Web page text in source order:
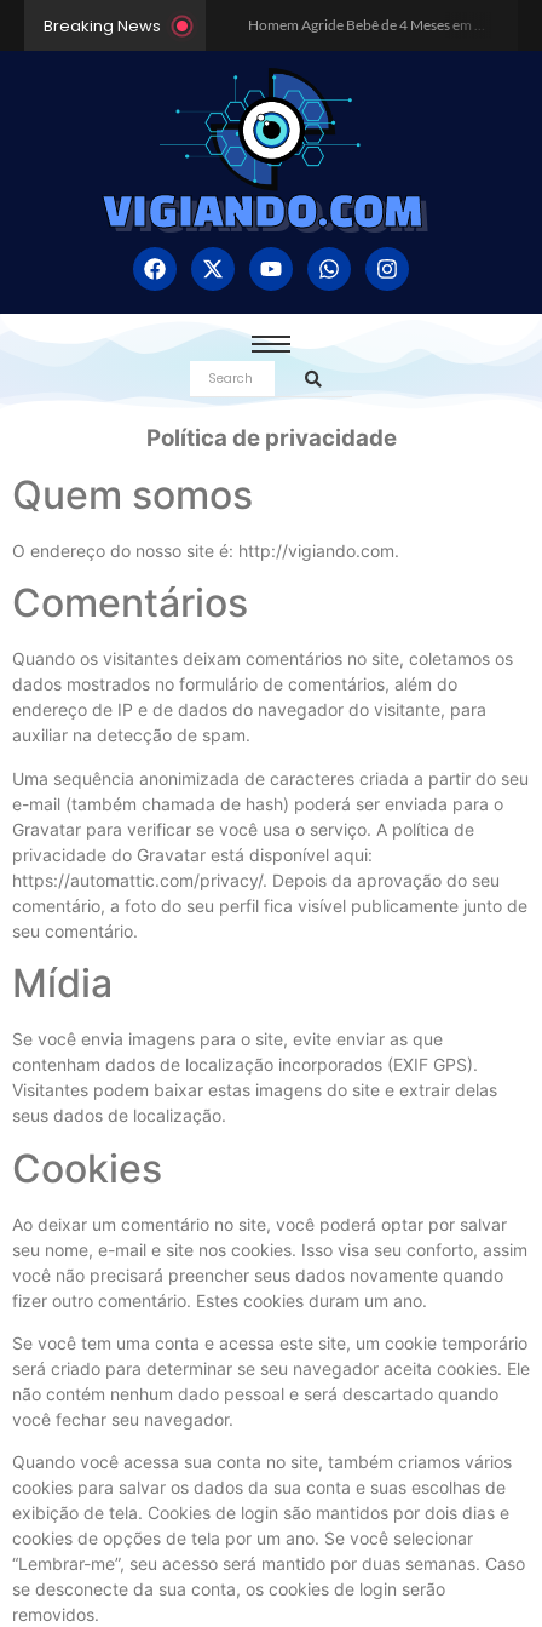
Breaking News
Homem Agride Bebê de 4 Meses em BH Pensando Ser Boneca Reborn – Caso Choca Minas Gerais
Dia da Consciência Negra: Como surgiu essa data?
O poder da música nos estudos
Como sair das dívidas em 2024?
VIGIANDO.COM
Política de privacidade
Quem somos
O endereço do nosso site é: http://vigiando.com.
Comentários
Quando os visitantes deixam comentários no site, coletamos os
dados mostrados no formulário de comentários, além do
endereço de IP e de dados do navegador do visitante, para
auxiliar na detecção de spam.
Uma sequência anonimizada de caracteres criada a partir do seu
e-mail (também chamada de hash) poderá ser enviada para o
Gravatar para verificar se você usa o serviço. A política de
privacidade do Gravatar está disponível aqui:
https://automattic.com/privacy/. Depois da aprovação do seu
comentário, a foto do seu perfil fica visível publicamente junto de
seu comentário.
Mídia
Se você envia imagens para o site, evite enviar as que
contenham dados de localização incorporados (EXIF GPS).
Visitantes podem baixar estas imagens do site e extrair delas
seus dados de localização.
Cookies
Ao deixar um comentário no site, você poderá optar por salvar
seu nome, e-mail e site nos cookies. Isso visa seu conforto, assim
você não precisará preencher seus dados novamente quando
fizer outro comentário. Estes cookies duram um ano.
Se você tem uma conta e acessa este site, um cookie temporário
será criado para determinar se seu navegador aceita cookies. Ele
não contém nenhum dado pessoal e será descartado quando
você fechar seu navegador.
Quando você acessa sua conta no site, também criamos vários
cookies para salvar os dados da sua conta e suas escolhas de
exibição de tela. Cookies de login são mantidos por dois dias e
cookies de opções de tela por um ano. Se você selecionar
“Lembrar-me”, seu acesso será mantido por duas semanas. Caso
se desconecte da sua conta, os cookies de login serão
removidos.